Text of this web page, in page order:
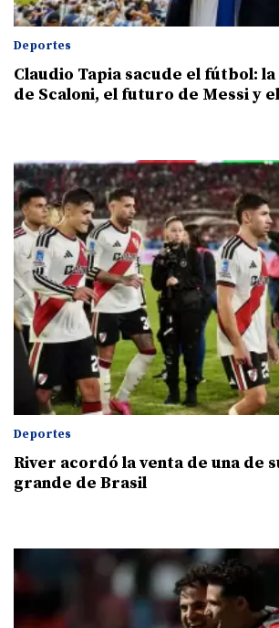
Deportes
Claudio Tapia sacude el fútbol:
de Scaloni, el futuro de Messi y
Deportes
River acordó la venta de una de
grande de Brasil